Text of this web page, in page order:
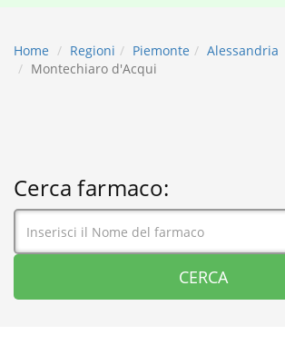
Home Regioni Piemonte
Alessandria
Montechiaro d'Acqui
Cerca farmaco: